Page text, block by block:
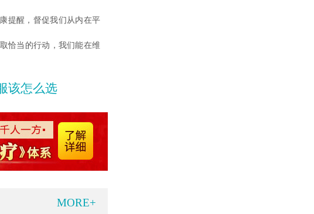
提醒，督促我们从内在平
恰当的行动，我们能在维
该怎么选
MORE+